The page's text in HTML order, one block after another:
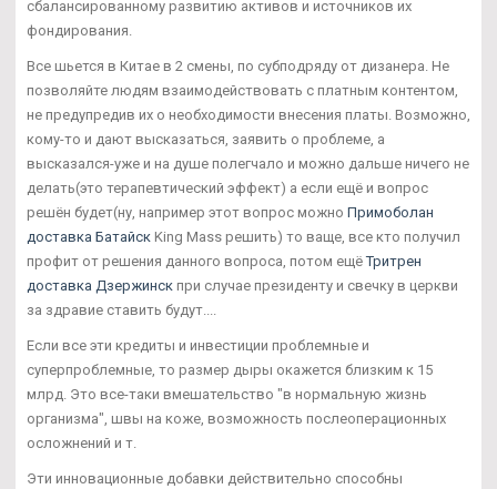
сбалансированному развитию активов и источников их
фондирования.
Все шьется в Китае в 2 смены, по субподряду от дизанера. Не
позволяйте людям взаимодействовать с платным контентом,
не предупредив их о необходимости внесения платы. Возможно,
кому-то и дают высказаться, заявить о проблеме, а
высказался-уже и на душе полегчало и можно дальше ничего не
делать(это терапевтический эффект) а если ещё и вопрос
решён будет(ну, например этот вопрос можно Примоболан
доставка Батайск King Mass решить) то ваще, все кто получил
профит от решения данного вопроса, потом ещёТритрен
доставка Дзержинск при случае президенту и свечку в церкви
за здравие ставить будут....
Если все эти кредиты и инвестиции проблемные и
суперпроблемные, то размер дыры окажется близким к 15
млрд. Это все-таки вмешательство "в нормальную жизнь
организма", швы на коже, возможность послеоперационных
осложнений и т.
Эти инновационные добавки действительно способны